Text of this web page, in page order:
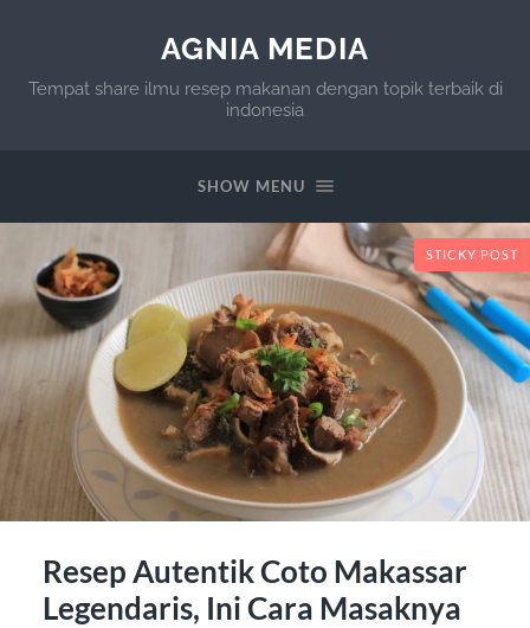
AGNIA MEDIA
Tempat share ilmu resep makanan dengan topik terbaik di
indonesia
SHOW MENU
STICKY POST
Resep Autentik Coto Makassar
Legendaris, Ini Cara Masaknya